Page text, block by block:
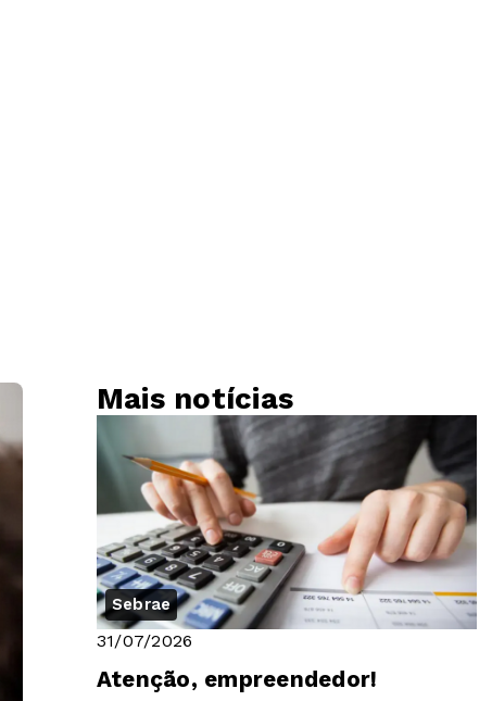
Mais notícias
Sebrae
31/07/2026
Atenção, empreendedor!